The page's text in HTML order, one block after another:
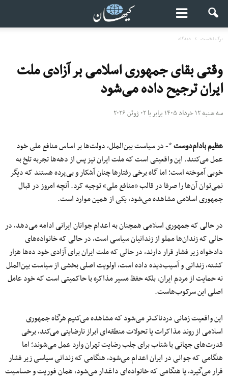
برگ نخست دیدگاه
وقتی بقای جمهوری اسلامی بر آزادی ملت
ایران ترجیح داده می‌شود
سه شنبه ۱۲ خرداد ۱۴۰۵ برابر با ۰۲ ژوئن ۲۰۲۶
عظیم بادام‌دوست*- در سیاست بین‌الملل، دولت‌ها بر اساس منافع ملی خود
عمل می‌کنند. این واقعیتی است که ملت ایران نیز پس از دهه‌ها تجربه تلخ به
خوبی آموخته است؛ اما گاه برخی رفتارها چنان آشکار و بی‌پرده هستند که دیگر
نمی‌توان آن‌ها را صرفا در قالب «منافع ملی» توجیه کرد. آنچه امروز در قبال
جمهوری اسلامی مشاهده می‌شود، یکی از همین موارد است.
در حالی که جمهوری اسلامی همچنان به اعدام جوانان ایرانی ادامه می‌دهد، در
حالی که زندان‌ها مملو از زندانیان سیاسی است، در حالی که خانواده‌های
دادخواه زیر فشار قرار دارند، در حالی که ملت ایران برای آزادی خود ده‌ها هزار
کشته، زندانی و آسیب‌دیده داده است، اولویت اصلی بخشی از سیاست بین‌الملل
نه حمایت از مردم ایران، بلکه حفظ مسیر مذاکره با حاکمیتی است که خود عامل
اصلی این سرکوب‌هاست.
این واقعیت زمانی دردناک‌تر می‌شود که مشاهده می‌کنیم هرگاه جمهوری
اسلامی از روند مذاکرات یا تحولات منطقه‌ای ابراز نارضایتی می‌کند، برخی
قدرت‌های جهانی با شتاب برای جلب رضایت تهران وارد عمل می‌شوند؛ اما
هنگامی که جوانی در ایران اعدام می‌شود، هنگامی که زندانی سیاسی زیر فشار
قرار می‌گیرد، یا هنگامی که خانواده‌ای داغدار می‌شود، همان فوریت و حساسیت